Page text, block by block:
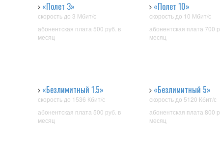
«Полет 3»
скорость до 3 Мбит/с
абонентская плата 500 руб. в
месяц
«Полет 10»
скорость до 10 Мбит/с
абонентская плата 700
месяц
«Безлимитный 1.5»
скорость до 1536 Кбит/с
абонентская плата 500 руб. в
месяц
«Безлимитный 5»
скорость до 5120 Кбит/с
абонентская плата 800
месяц